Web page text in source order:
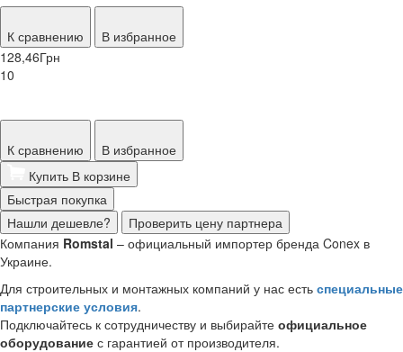
К сравнению
В избранное
128,46Грн
10
К сравнению
В избранное
Купить В корзине
Быстрая покупка
Нашли дешевле?
Проверить цену партнера
Компания Romstal – официальный импортер бренда Conex в
Украине.
Для строительных и монтажных компаний у нас есть специальные
партнерские условия.
Подключайтесь к сотрудничеству и выбирайте официальное
оборудование с гарантией от производителя.